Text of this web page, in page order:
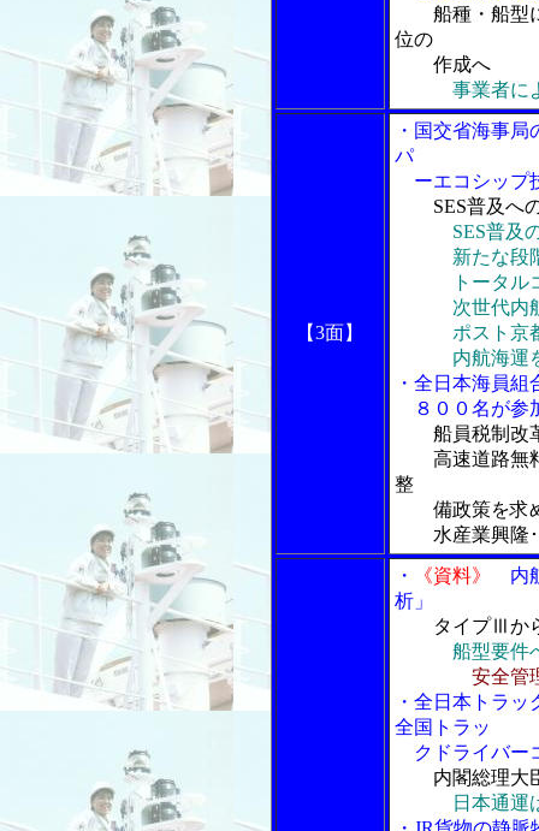
船種・船型
位の
作成へ
事業者に
【3面】
・国交省海事
パ
ーエコシップ
SES普及へ
SES普及
新たな段階
トータルコス
次世代内航
ポスト京都
内航海運を
・全日本海員
８００名が参
船員税制改
高速道路無料
整
備政策を求
水産業興隆･
・
《資料》
内
析」
タイプⅢか
船型要件
安全管
・全日本トラ
全国トラッ
クドライバー
内閣総理大
日本通運